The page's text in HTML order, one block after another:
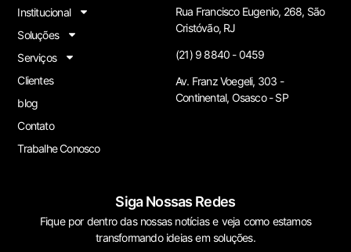
Institucional
Soluções
Serviços
Clientes
blog
Contato
Trabalhe Conosco
Rua Francisco Eugenio, 268, São
Cristóvão, RJ
(21) 9 8840 - 0459
Av. Franz Voegeli, 303 -
Continental, Osasco - SP
Siga Nossas Redes
Fique por dentro das nossas notícias e veja como estamos
transformando ideias em soluções.